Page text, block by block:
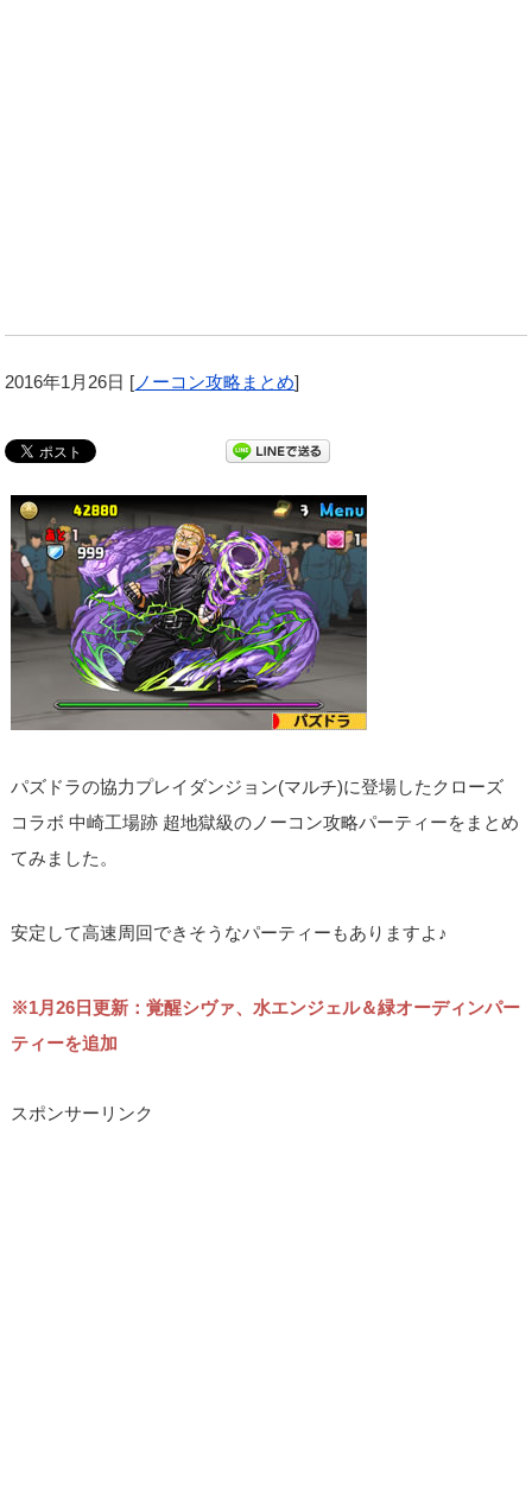
2016年1月26日 [ ノーコン攻略まとめ]
パズドラの協力プレイダンジョン(マルチ)に登場したクローズ
コラボ 中崎工場跡 超地獄級のノーコン攻略パーティーをまとめ
てみました。
安定して高速周回できそうなパーティーもありますよ♪
※1月26日更新：覚醒シヴァ、水エンジェル＆緑オーディンパー
ティーを追加
スポンサーリンク